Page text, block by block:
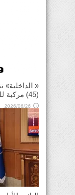
« الداخلية»
(45) مركبة للوزارة من إحدى الدول
2026/06/26